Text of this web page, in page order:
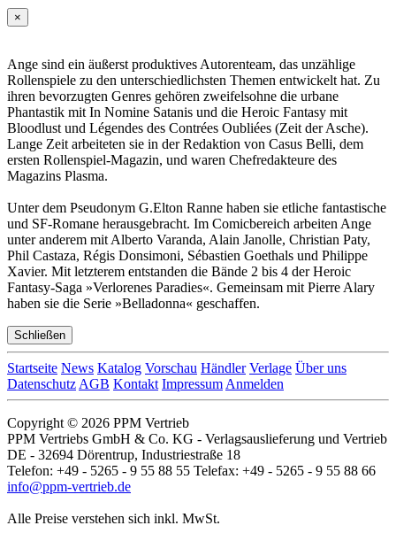
×
Ange sind ein äußerst produktives Autorenteam, das unzählige
Rollenspiele zu den unterschiedlichsten Themen entwickelt hat. Zu
ihren bevorzugten Genres gehören zweifelsohne die urbane
Phantastik mit In Nomine Satanis und die Heroic Fantasy mit
Bloodlust und Légendes des Contrées Oubliées (Zeit der Asche).
Lange Zeit arbeiteten sie in der Redaktion von Casus Belli, dem
ersten Rollenspiel-Magazin, und waren Chefredakteure des
Magazins Plasma.
Unter dem Pseudonym G.Elton Ranne haben sie etliche fantastische
und SF-Romane herausgebracht. Im Comicbereich arbeiten Ange
unter anderem mit Alberto Varanda, Alain Janolle, Christian Paty,
Phil Castaza, Régis Donsimoni, Sébastien Goethals und Philippe
Xavier. Mit letzterem entstanden die Bände 2 bis 4 der Heroic
Fantasy-Saga »Verlorenes Paradies«. Gemeinsam mit Pierre Alary
haben sie die Serie »Belladonna« geschaffen.
Schließen
Startseite News Katalog Vorschau Händler Verlage Über uns
Datenschutz AGB Kontakt Impressum Anmelden
Copyright © 2026 PPM Vertrieb
PPM Vertriebs GmbH & Co. KG - Verlagsauslieferung und Vertrieb
DE - 32694 Dörentrup, Industriestraße 18
Telefon: +49 - 5265 - 9 55 88 55 Telefax: +49 - 5265 - 9 55 88 66
info@ppm-vertrieb.de
Alle Preise verstehen sich inkl. MwSt.